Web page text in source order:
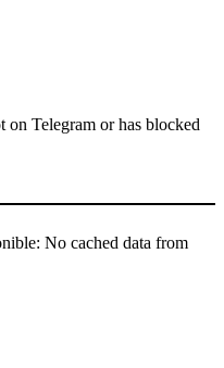
on Telegram or has blocked
No cached data from